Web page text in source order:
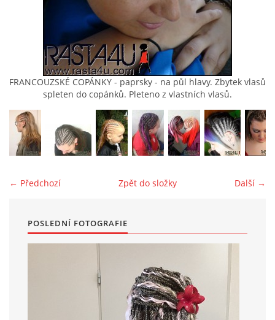
RASTA4U@SEZNAM.CZ
PLETU NA PRAZE 8
© 2026 eStránky.cz |Tisk|Aktualizováno: 8. 8. 2026|Nahoru ↑
FRANCOUZSKÉ COPÁNKY - paprsky - na půl hlavy. Zbytek vlasů
spleten do copánků. Pleteno z vlastních vlasů.
← Předchozí Další →
Zpět do složky
POSLEDNÍ FOTOGRAFIE